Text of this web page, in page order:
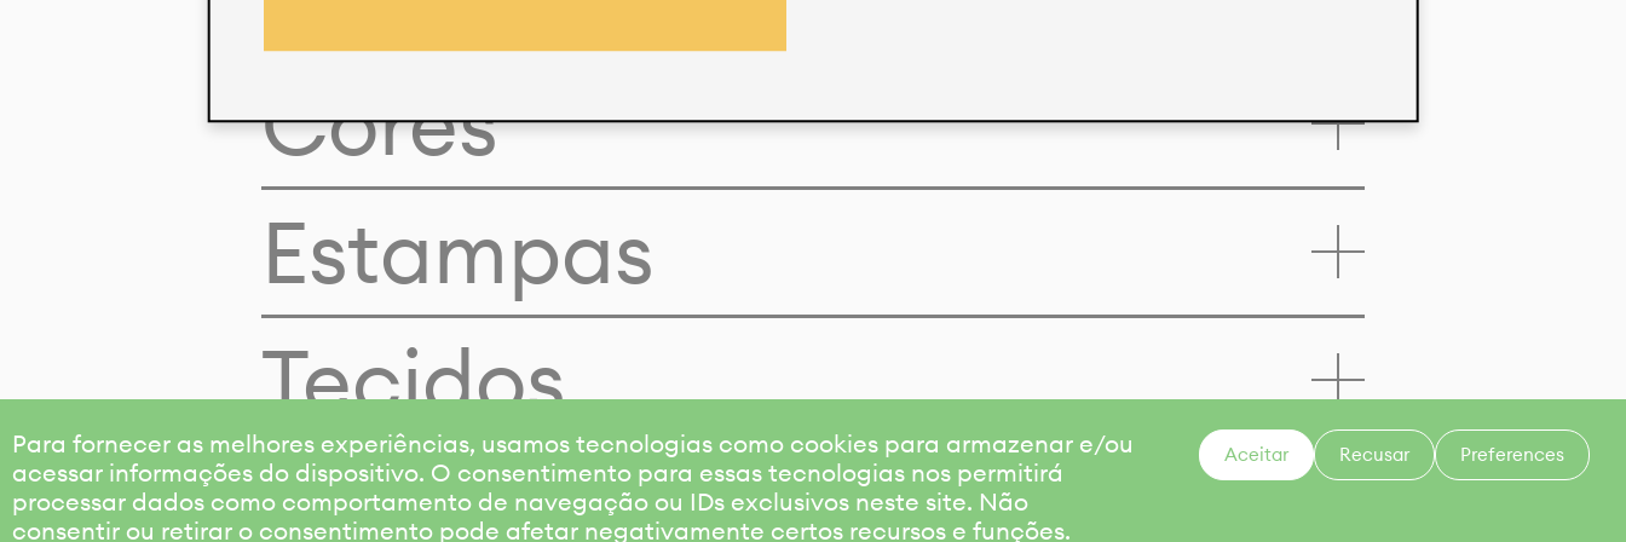
Para fornecer as melhores experiências, usamos tecnologias como cookies para armazenar e/ou
acessar informações do dispositivo. O consentimento para essas tecnologias nos permitirá
processar dados como comportamento de navegação ou IDs exclusivos neste site. Não
consentir ou retirar o consentimento pode afetar negativamente certos recursos e funções.
Aceitar Recusar Preferences
Cores
Estampas
Tecidos